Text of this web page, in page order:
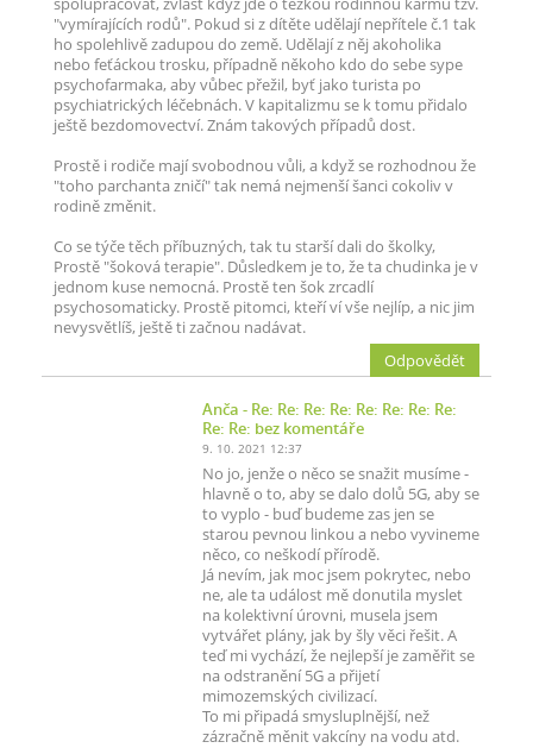
spolupracovat, zvlášť když jde o těžkou rodinnou karmu tzv.
"vymírajících rodů". Pokud si z dítěte udělají nepřítele č.1 tak
ho spolehlivě zadupou do země. Udělají z něj akoholika
nebo feťáckou trosku, případně někoho kdo do sebe sype
psychofarmaka, aby vůbec přežil, byť jako turista po
psychiatrických léčebnách. V kapitalizmu se k tomu přidalo
ještě bezdomovectví. Znám takových případů dost.
Prostě i rodiče mají svobodnou vůli, a když se rozhodnou že
"toho parchanta zničí" tak nemá nejmenší šanci cokoliv v
rodině změnit.
Co se týče těch příbuzných, tak tu starší dali do školky,
Prostě "šoková terapie". Důsledkem je to, že ta chudinka je v
jednom kuse nemocná. Prostě ten šok zrcadlí
psychosomaticky. Prostě pitomci, kteří ví vše nejlíp, a nic jim
nevysvětlíš, ještě ti začnou nadávat.
Odpovědět
Anča - Re: Re: Re: Re: Re: Re: Re: Re:
Re: Re: bez komentáře
9. 10. 2021 12:37
No jo, jenže o něco se snažit musíme -
hlavně o to, aby se dalo dolů 5G, aby se
to vyplo - buď budeme zas jen se
starou pevnou linkou a nebo vyvineme
něco, co neškodí přírodě.
Já nevím, jak moc jsem pokrytec, nebo
ne, ale ta událost mě donutila myslet
na kolektivní úrovni, musela jsem
vytvářet plány, jak by šly věci řešit. A
teď mi vychází, že nejlepší je zaměřit se
na odstranění 5G a přijetí
mimozemských civilizací.
To mi připadá smysluplnější, než
zázračně měnit vakcíny na vodu atd.